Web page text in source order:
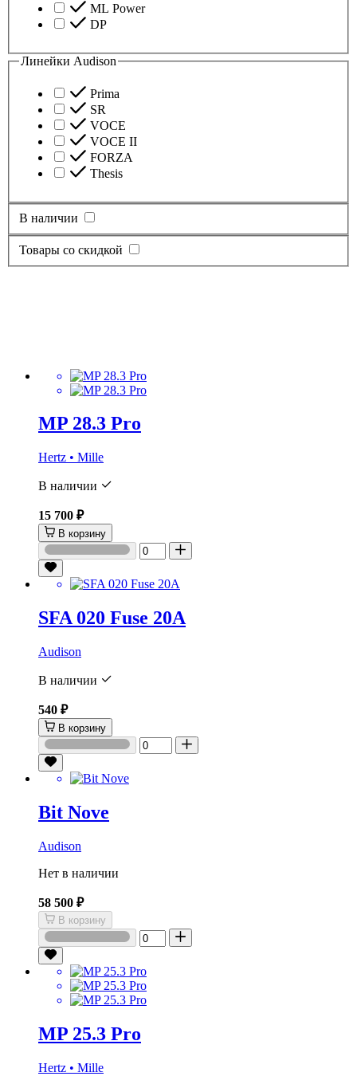
ML Power
DP
Линейки Audison
Prima
SR
VOCE
VOCE II
FORZA
Thesis
В наличии
Товары со скидкой
MP 28.3 Pro
Hertz • Mille
В наличии
15 700 ₽
В корзину
SFA 020 Fuse 20A
Audison
В наличии
540 ₽
В корзину
Bit Nove
Audison
Нет в наличии
58 500 ₽
В корзину
MP 25.3 Pro
Hertz • Mille